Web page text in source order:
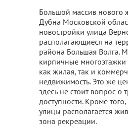
Большой массив нового
Дубна Московской
новостройки улица
располагающиеся на
района Большая Волга.
кирпичные многоэтажки
как жилая, так и
недвижимость. Это же
здесь не стоит вопрос о
доступности. Кроме
улицы располагается
зона рекреации.